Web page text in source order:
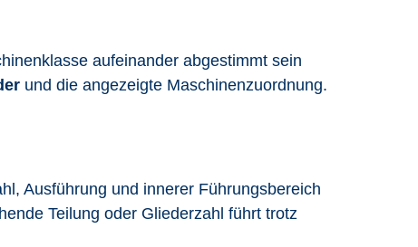
aufeinander abgestimmt sein
und die angezeigte Maschinenzuordnung.
Ausführung und innerer Führungsbereich
Teilung oder Gliederzahl führt trotz